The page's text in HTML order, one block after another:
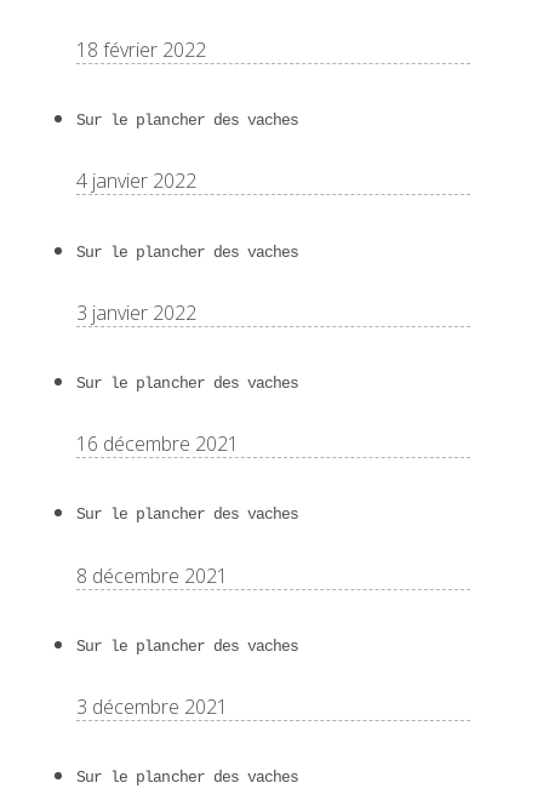
18 février 2022
Sur le plancher des vaches
4 janvier 2022
Sur le plancher des vaches
3 janvier 2022
Sur le plancher des vaches
16 décembre 2021
Sur le plancher des vaches
8 décembre 2021
Sur le plancher des vaches
3 décembre 2021
Sur le plancher des vaches